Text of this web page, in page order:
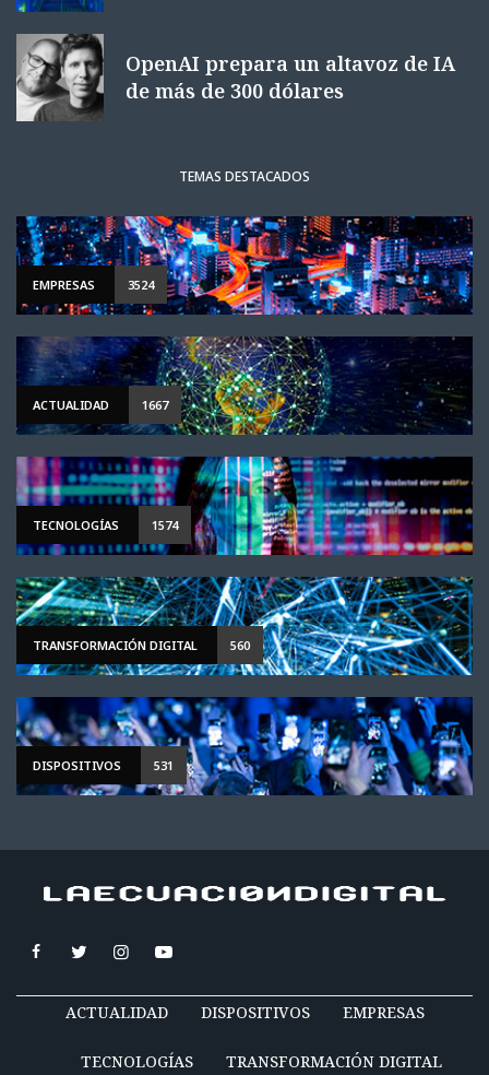
OpenAI prepara un altavoz de IA
de más de 300 dólares
TEMAS DESTACADOS
EMPRESAS 3524
ACTUALIDAD 1667
TECNOLOGÍAS 1574
TRANSFORMACIÓN DIGITAL 560
DISPOSITIVOS 531
ACTUALIDAD DISPOSITIVOS EMPRESAS
TECNOLOGÍAS TRANSFORMACIÓN DIGITAL